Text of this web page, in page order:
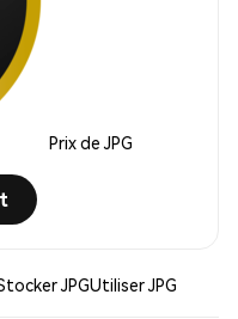
Prix de JPG
JPGUtiliser JPG